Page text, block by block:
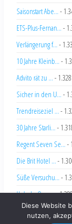
Saisonstart Abe... -
ETS-Plus-Fernan... -
Verlängerung f... -
10 Jahre Kleinb... -
Advito rät zu ... -
Sicher in den U... -
Trendreiseziel ... -
30 Jahre Starli... -
Regent Seven Se... -
Die Brit Hotel ... -
Süße Versuchu... -
Hole-In-One ...-
Diese Website
nutzen,